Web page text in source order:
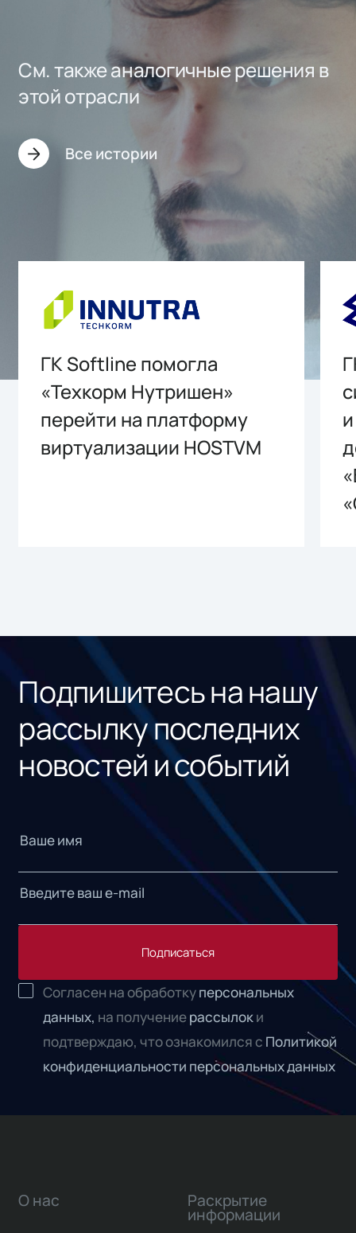
См. также аналогичные решения в
этой отрасли
Все истории
ГК Softline помогла
«Техкорм Нутришен»
перейти на платформу
виртуализации HOSTVM
Подпишитесь на нашу
рассылку последних
новостей и событий
Подписаться
Согласен на обработкуперсональных
данных, на получениерассылоки
подтверждаю, что ознакомился с Политикой
конфиденциальности персональных данных
О нас Раскрытие
информации